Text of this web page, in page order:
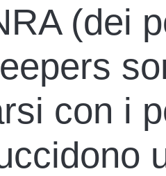
(dei
con i